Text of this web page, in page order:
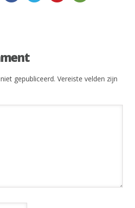
gepubliceerd. Vereiste velden zijn